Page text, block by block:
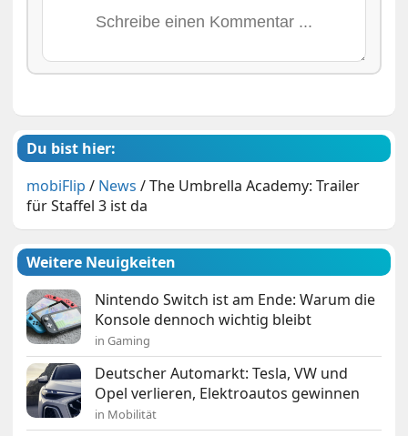
Du bist hier:
mobiFlip / News /The Umbrella Academy: Trailer
für Staffel 3 ist da
Weitere Neuigkeiten
Nintendo Switch ist am Ende: Warum die
Konsole dennoch wichtig bleibt
in Gaming
Deutscher Automarkt: Tesla, VW und
Opel verlieren, Elektroautos gewinnen
in Mobilität